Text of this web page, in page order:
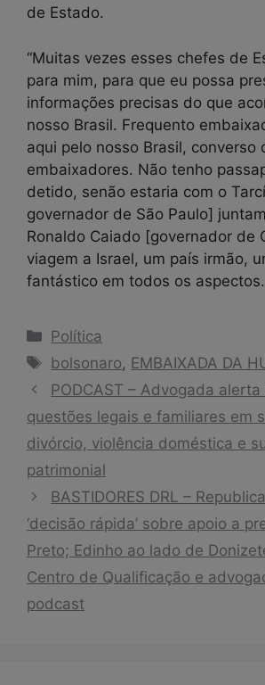
de Estado.
“Muitas vezes esses chefes de
para mim, para que eu possa
informações precisas do que
nosso Brasil. Frequento
aqui pelo nosso Brasil, converso
embaixadores. Não tenho
detido, senão estaria com o
governador de São Paulo]
Ronaldo Caiado [governador de
viagem a Israel, um país irmão,
fantástico em todos os aspectos.
Categorias
Política
Tags
bolsonaro, EMBAIXADA DA
PODCAST – Advogada alerta
questões legais e familiares em
divórcio, violência doméstica e
patrimonial
BASTIDORES DRL –
‘decisão rápida’ sobre apoio a
Preto; Edinho ao lado de
Centro de Qualificação e
podcast